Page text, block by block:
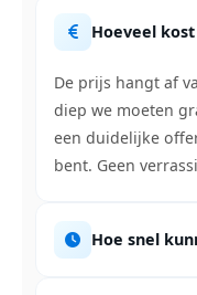
Hoeveel
De prijs hangt af
diep we moeten
een duidelijke
bent. Geen
Hoe snel